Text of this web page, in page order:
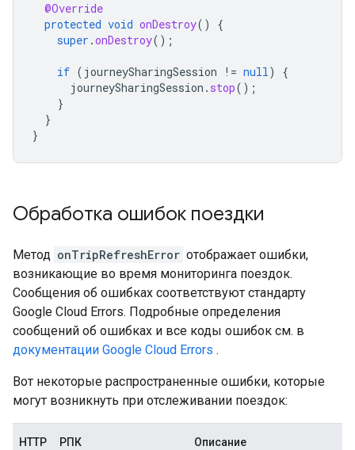
@Override
protected void onDestroy()
{
super .onDestroy();
if ( journeySharingSession != null)
{
journeySharingSession . stop();
}
}
}
Обработка ошибок поездки
Метод onTripRefreshError отображает ошибки,
возникающие во время мониторинга поездок.
Сообщения об ошибках соответствуют стандарту
Google Cloud Errors. Подробные определения
сообщений об ошибках и все коды ошибок см. в
документации Google Cloud Errors .
Вот некоторые распространенные ошибки, которые
могут возникнуть при отслеживании поездок:
HTTP РПК Описание